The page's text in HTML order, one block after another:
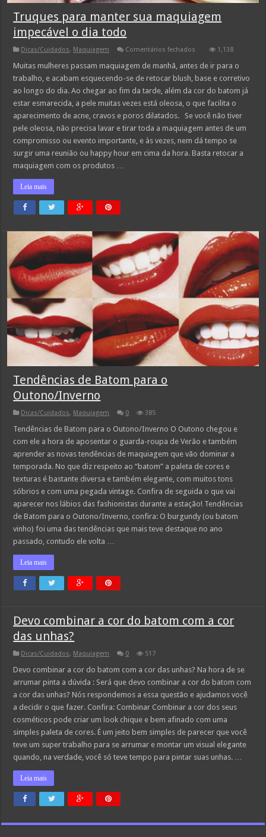
Truques para manter sua maquiagem
impecável o dia todo
Dicas/Cuidados, Maquiagem Comentários fechados
para
manter
sua
maquiagem
impecável
o
todo
1,138
Muitas mulheres passam maquiagem de manhã, antes de ir para o
trabalho, e acabam esquecendo-se de retocar blush, base e corretivo
ao longo do dia. Ao chegar ao fim da tarde, além da cor do batom já
estar esmarecida, a pele muitas vezes está oleosa, o que facilita o
aparecimento de acne, cravos e poros dilatados. Se você não tiver
pele oleosa, não precisa lavar e tirar toda a maquiagem antes de um
compromisso ou evento importante, e às vezes, nem dá tempo se
surgir uma reunião ou happy hour em cima da hora. Basta retocar a
maquiagem com os produtos …
Leia mais
Tendências de Batom para o
Outono/Inverno
Dicas/Cuidados, Maquiagem 0 385
Tendências de Batom para o Outono/Inverno O Outono chegou e
com ele a hora de aposentar o guarda-roupa de Verão e também
aprender as novas tendências de maquiagem que vão dominar a
temporada. No que diz respeito ao “batom” a paleta de cores e
texturas é bastante diversa e também elegante, com muitos tons
sóbrios e com uma pegada vintage. Confira de seguida o que vai
aparecer nos lábios das fashionistas durante a estação! Tendências
de Batom para o Outono/Inverno, confira: O burgundy (ou batom
vinho) foi uma das tendências que mais teve destaque no ano
passado, contudo ele volta …
Leia mais
Devo combinar a cor do batom com a cor
das unhas?
Dicas/Cuidados, Maquiagem 0 517
Devo combinar a cor do batom com a cor das unhas? Na hora de se
arrumar pinta a dúvida : Será que devo combinar a cor do batom com
a cor das unhas? Nós respondemos a essa questão e ajudamos você
a decidir o que fazer. Confira: Combinar Combinar a cor dos seus
cosméticos pode criar um look chique e bem afinado com uma
simples paleta de cores. É um jeito bem simples de parecer que você
teve um super trabalho para se arrumar e montar um visual elegante
quando, na verdade, você só teve tempo para pintar suas unhas. …
Leia mais